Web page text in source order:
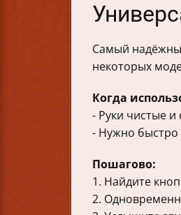
Самый
некоторых
Когда
- Руки чистые
- Нужно быстро
Пошагово:
1. Найдите
2.